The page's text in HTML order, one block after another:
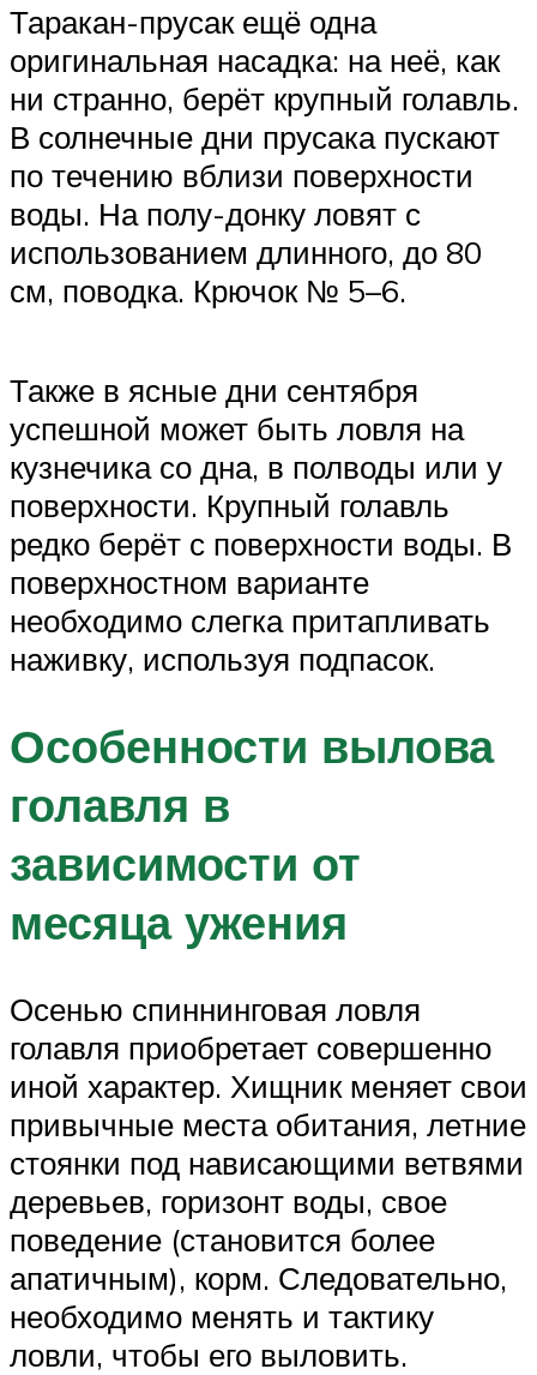
Таракан-прусак ещё одна
оригинальная насадка: на неё, как
ни странно, берёт крупный голавль.
В солнечные дни прусака пускают
по течению вблизи поверхности
воды. На полу-донку ловят с
использованием длинного, до 80
см, поводка. Крючок № 5–6.
Также в ясные дни сентября
успешной может быть ловля на
кузнечика со дна, в полводы или у
поверхности. Крупный голавль
редко берёт с поверхности воды. В
поверхностном варианте
необходимо слегка притапливать
наживку, используя подпасок.
Особенности вылова
голавля в
зависимости от
месяца ужения
Осенью спиннинговая ловля
голавля приобретает совершенно
иной характер. Хищник меняет свои
привычные места обитания, летние
стоянки под нависающими ветвями
деревьев, горизонт воды, свое
поведение (становится более
апатичным), корм. Следовательно,
необходимо менять и тактику
ловли, чтобы его выловить.